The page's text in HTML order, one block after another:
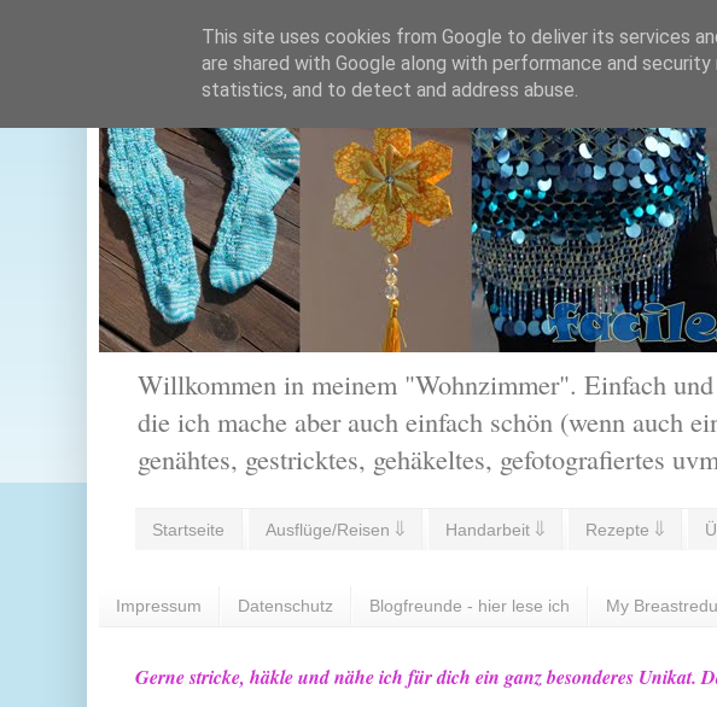
Willkommen in meinem "Wohnzimmer". Einfach
die ich mache aber auch einfach schön (wenn auch
genähtes, gestricktes, gehäkeltes, gefotografiertes
Startseite Ausflüge/Reisen ⇓ Handarbeit ⇓ Rezepte ⇓
Impressum Datenschutz Blogfreunde - hier lese ich My
Gerne stricke, häkle und nähe ich für dich ein ganz besonderes
This site uses cookies from Google to deliver its services
are shared with Google along with performance and
statistics, and to detect and address abuse.